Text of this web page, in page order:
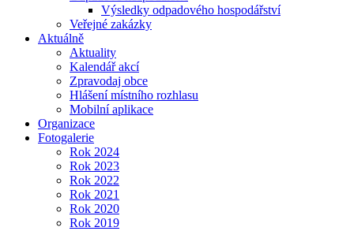
Výsledky odpadového hospodářství
Veřejné zakázky
Aktuálně
Aktuality
Kalendář akcí
Zpravodaj obce
Hlášení místního rozhlasu
Mobilní aplikace
Organizace
Fotogalerie
Rok 2024
Rok 2023
Rok 2022
Rok 2021
Rok 2020
Rok 2019